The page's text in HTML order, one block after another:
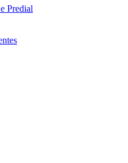
Predial